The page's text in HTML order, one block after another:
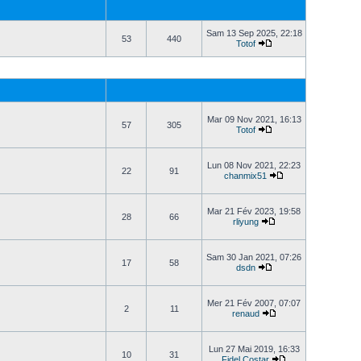
53 440
Sam 13 Sep 2025, 22:18
Totof
57 305
Mar 09 Nov 2021, 16:13
Totof
22 91
Lun 08 Nov 2021, 22:23
chanmix51
28 66
Mar 21 Fév 2023, 19:58
rliyung
17 58
Sam 30 Jan 2021, 07:26
dsdn
2 11
Mer 21 Fév 2007, 07:07
renaud
10 31
Lun 27 Mai 2019, 16:33